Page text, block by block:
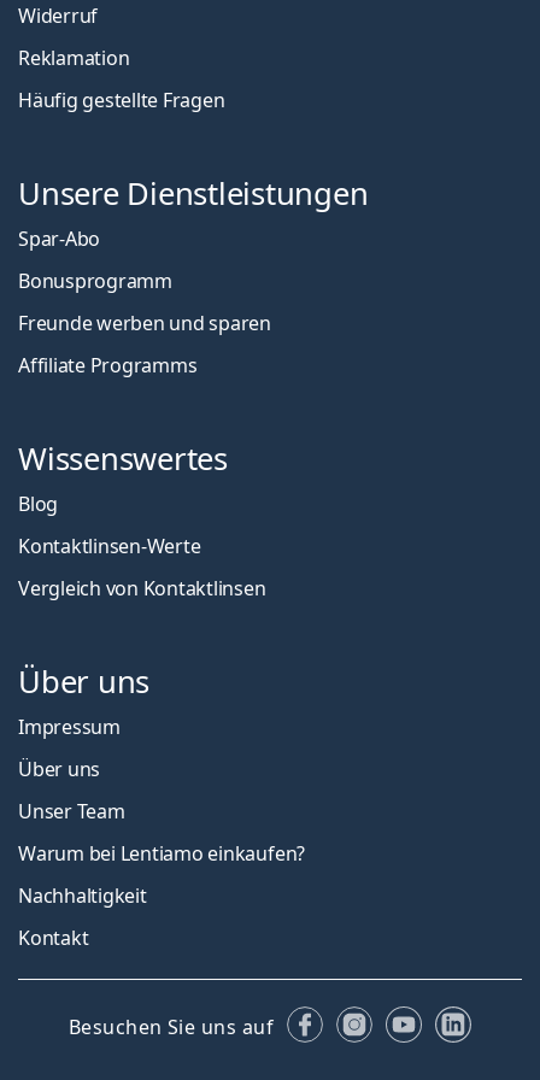
Widerruf
Reklamation
Häufig gestellte Fragen
Unsere Dienstleistungen
Spar-Abo
Bonusprogramm
Freunde werben und sparen
Affiliate Programms
Wissenswertes
Blog
Kontaktlinsen-Werte
Vergleich von Kontaktlinsen
Über uns
Impressum
Über uns
Unser Team
Warum bei Lentiamo einkaufen?
Nachhaltigkeit
Kontakt
Besuchen Sie uns auf FacebookInstagram
YouTube